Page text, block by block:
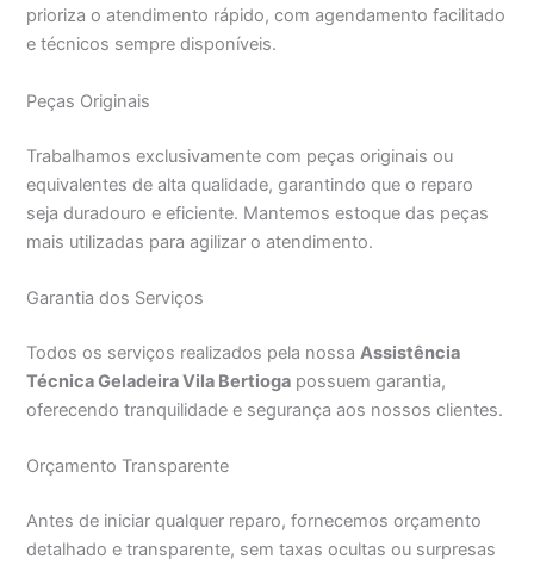
prioriza o atendimento rápido, com agendamento facilitado
e técnicos sempre disponíveis.
Peças Originais
Trabalhamos exclusivamente com peças originais ou
equivalentes de alta qualidade, garantindo que o reparo
seja duradouro e eficiente. Mantemos estoque das peças
mais utilizadas para agilizar o atendimento.
Garantia dos Serviços
Todos os serviços realizados pela nossaAssistência
Técnica Geladeira Vila Bertioga possuem garantia,
oferecendo tranquilidade e segurança aos nossos clientes.
Orçamento Transparente
Antes de iniciar qualquer reparo, fornecemos orçamento
detalhado e transparente, sem taxas ocultas ou surpresas